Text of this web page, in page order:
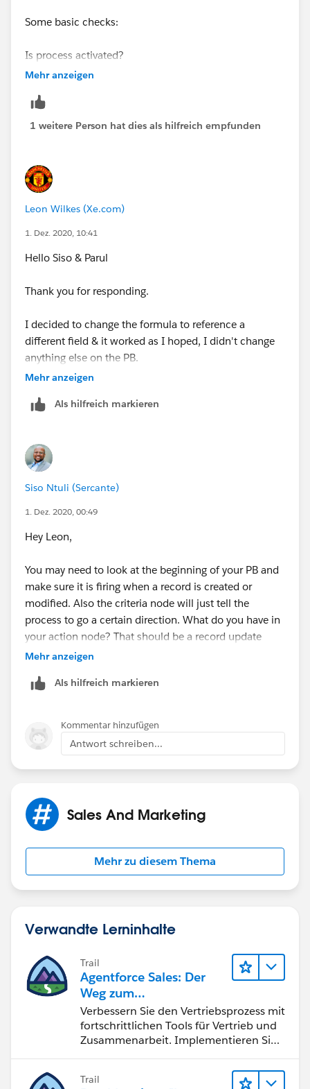
Some basic checks:
Is process activated?
As Siso mentioned, screenshot would give better
Thanks
Mehr anzeigen
1 weitere Person hat dies als hilfreich empfunden
Leon Wilkes (Xe.com)
1. Dez. 2020, 10:41
Hello Siso & Parul
Thank you for responding.
I decided to change the formula to reference a
different field & it worked as I hoped, I didn't change
anything else on the PB.
[ADvendio__MediaCampaign__c].Discount_Approved
__c,
ISCHANGED([ADvendio__MediaCampaign__c].ADven
ndio__RateDiscount2Abs__c ) <
[ADvendio__MediaCampaign__c].ADvendio__RateDis
count2Abs__c
)
Do any of you know why referencing
'Opp_Discount_Pct__c' which is datatype 'Formula
Leon
Mehr anzeigen
Als hilfreich markieren
Siso Ntuli (Sercante)
1. Dez. 2020, 00:49
Hey Leon,
You may need to look at the beginning of your PB and
make sure it is firing when a record is created or
modified. Also the criteria node will just tell the
process to go a certain direction. What do you have in
your action node? That should be a record update
action.
Would you perhaps be able to share a screen shot of
Mehr anzeigen
Als hilfreich markieren
Kommentar hinzufügen
Antwort schreiben...
Sales And Marketing
Mehr zu diesem Thema
Verwandte Lerninhalte
Trail
Agentforce Sales: Der
Weg zum
Vertriebsspezialisten
Verbessern Sie den Vertriebsprozess mit
fortschrittlichen Tools für Vertrieb und
Zusammenarbeit. Implementieren Sie
schließen Sie den Lead-zu-Cash-Zyklus
erfolgreich ab.
Trail